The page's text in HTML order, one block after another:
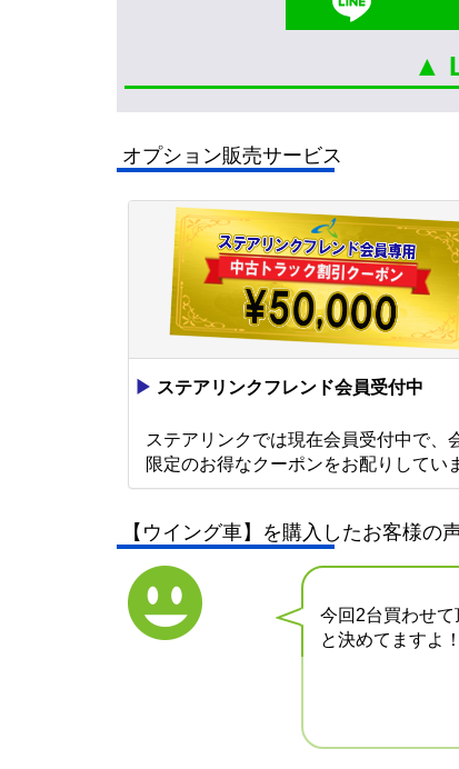
▲
オプション販売サービス
▶ ステアリンクフレンド会員受付中
ステアリンクでは現在会員受付中で、
限定のお得なクーポンをお配りしてい
【ウイング車】を購入したお客様の
今回2台買わせ
と決めてますよ！